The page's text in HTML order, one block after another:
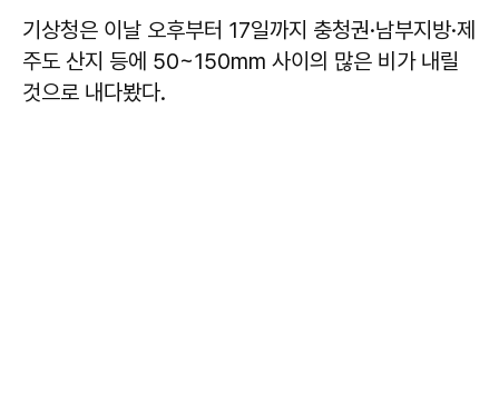
기상청은 이날 오후부터 17일까지 충청권·남부지방·제
주도 산지 등에 50~150mm 사이의 많은 비가 내릴
것으로 내다봤다.